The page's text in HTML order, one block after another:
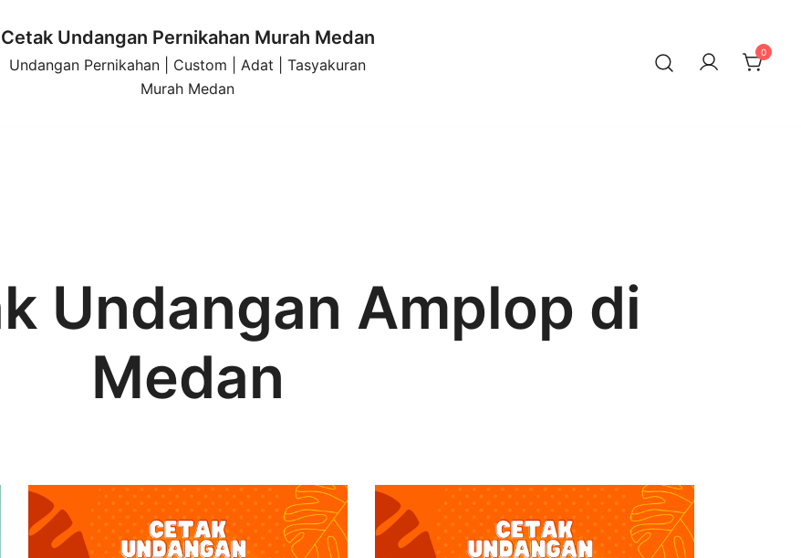
Cetak Undangan Pernikahan Murah Medan
Undangan Pernikahan | Custom | Adat | Tasyakuran
Murah Medan
0
Undangan Amplop di
Medan